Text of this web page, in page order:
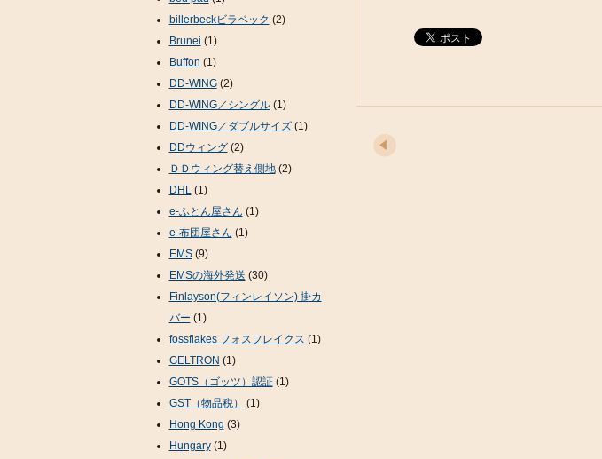
billerbeckビラベック (2)
Brunei (1)
Buffon (1)
DD-WING(2)
DD-WING／シングル(1)
DD-WING／ダブルサイズ(1)
DDウィング(2)
ＤＤウィング替え側地(2)
DHL(1)
e-ふとん屋さん (1)
e-布団屋さん (1)
EMS(9)
EMSの海外発送 (30)
Finlayson(フィンレイソン) 掛カ
バー (1)
fossflakes フォスフレイクス (1)
GELTRON (1)
GOTS（ゴッツ）認証(1)
GST（物品税）
(1)
Hong Kong (3)
Hungary(1)